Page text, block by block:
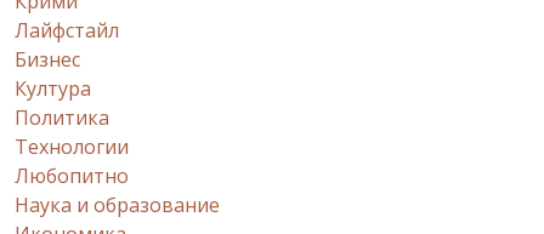
Лайфстайл
Бизнес
Култура
Политика
Технологии
Любопитно
Наука и образование